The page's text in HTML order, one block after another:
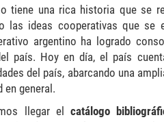
tiene una rica historia que se
las ideas cooperativas que se
argentino ha logrado
país. Hoy en día, el país
del país, abarcando una
en general.
llegar el catálogo